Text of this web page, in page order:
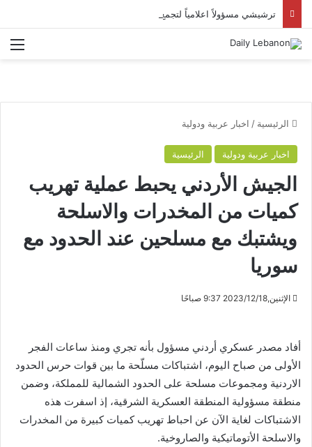
ترشيشي مسؤولاً اعلامياً لتجمع صناعي الضاحية الجنوبية
الرئيسية / اخبار عربية ودولية
اخبار عربية ودولية الرئيسية
الجيش الأردني يحبط عملية تهريب
كميات من المخدرات والاسلحة
ويشتبك مع مسلحين عند الحدود مع
سوريا
الإثنين,2023/12/18 9:37 صباحًا
أفاد مصدر عسكري أردني مسؤول بأنه تجري ومنذ ساعات الفجر
الأولى من صباح اليوم، اشتباكات مسلّحة ما بين قوات حرس الحدود
الاردنية ومجموعات مسلحة على الحدود الشمالية للمملكة، وضمن
منطقة مسؤولية المنطقة العسكرية الشرقية، إذ اسفرت هذه
الاشتباكات لغاية الآن عن احباط تهريب كميات كبيرة من المخدرات
والاسلحة الأتوماتيكية والصاروخية.